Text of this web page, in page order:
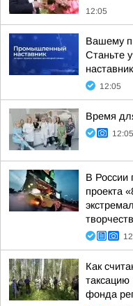
12:05
Вашему
Станьте
12:05
Время
12:05
В России
проекта
Как
таксацию
фонда